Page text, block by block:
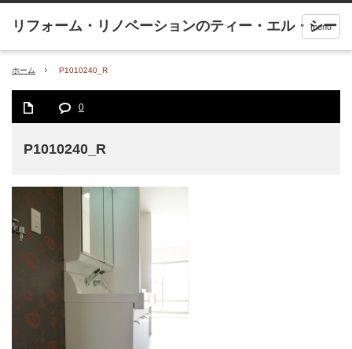
menu
ホーム P1010240_R
0
P1010240_R